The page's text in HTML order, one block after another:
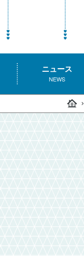
ニュース
NEWS